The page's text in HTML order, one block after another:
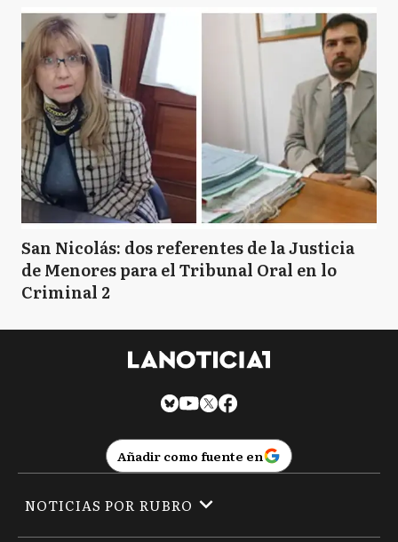
San Nicolás: dos referentes de la Justicia
de Menores para el Tribunal Oral en lo
Criminal 2
Añadir como fuente en
NOTICIAS POR RUBRO